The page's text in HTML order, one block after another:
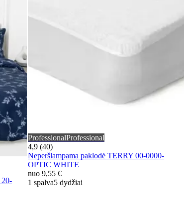
ProfessionalProfessional
4,9 (40)
Neperšlampama paklodė TERRY 00-0000-
OPTIC WHITE
nuo 9,55 €
1 spalva5 dydžiai